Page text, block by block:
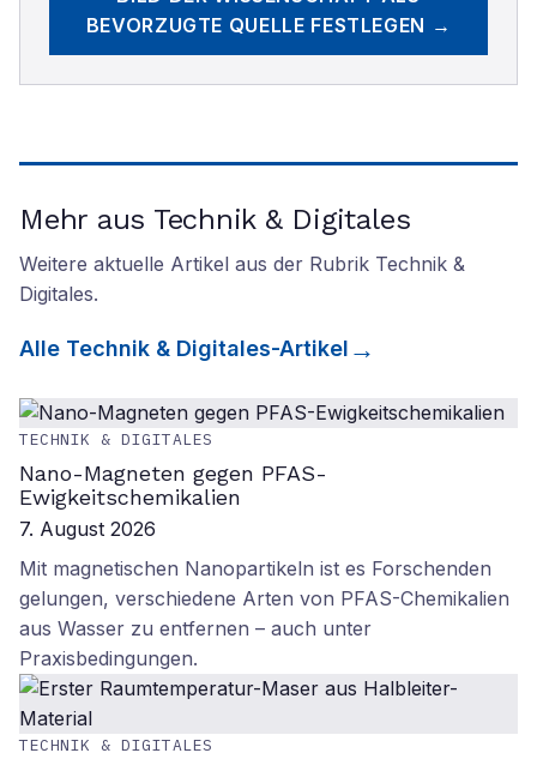
BEVORZUGTE QUELLE FESTLEGEN →
Mehr aus Technik & Digitales
Weitere aktuelle Artikel aus der Rubrik Technik &
Digitales.
Alle Technik & Digitales-Artikel
TECHNIK & DIGITALES
Nano-Magneten gegen PFAS-
Ewigkeitschemikalien
7. August 2026
Mit magnetischen Nanopartikeln ist es Forschenden
gelungen, verschiedene Arten von PFAS-Chemikalien
aus Wasser zu entfernen – auch unter
Praxisbedingungen.
TECHNIK & DIGITALES